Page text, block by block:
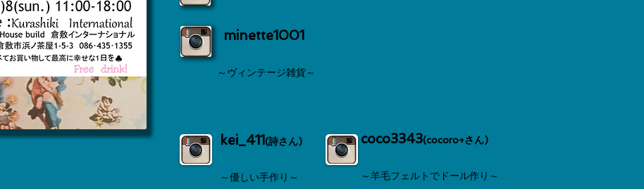
～ヴィンテージ雑貨～
minette1001
kei_411(詩さん)
～優しい手作り～
coco3343(cocoro+さん)
～羊毛フェルトでドール作り～